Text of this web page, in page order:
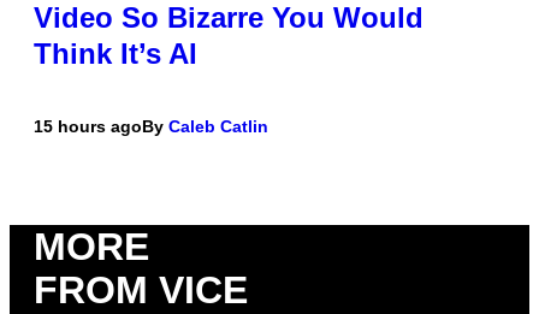
Video So Bizarre You Would
Think It’s AI
15 hours agoBy Caleb Catlin
MORE
FROM VICE